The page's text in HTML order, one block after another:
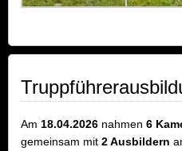
Am 18.04.2026 nahmen 6
gemeinsam mit 2 Ausbildern